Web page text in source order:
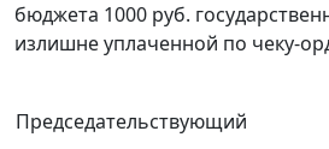
бюджета 1000 руб.
излишне уплаченной по чеку-
Председательствующий